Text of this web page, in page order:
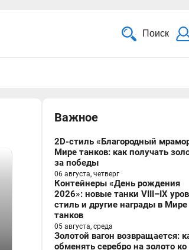
Поиск
Важное
2D-стиль «Благородный
Мире танков: как получать
за победы
06 августа, четверг
Контейнеры «День рождения
2026»: новые танки VIII–IX
стиль и другие награды в Мире
танков
05 августа, среда
Золотой вагон возвращается:
обменять серебро на золото ко